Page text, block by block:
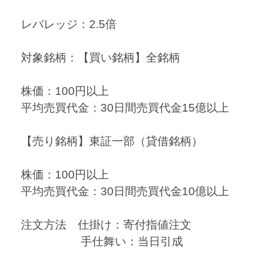
レバレッジ：2.5倍
対象銘柄：【買い銘柄】全銘柄
株価：100円以上
平均売買代金：30日間売買代金15億以上
【売り銘柄】東証一部（貸借銘柄）
株価：100円以上
平均売買代金：30日間売買代金10億以上
注文方法 仕掛け：寄付指値注文
手仕舞い：当日引成